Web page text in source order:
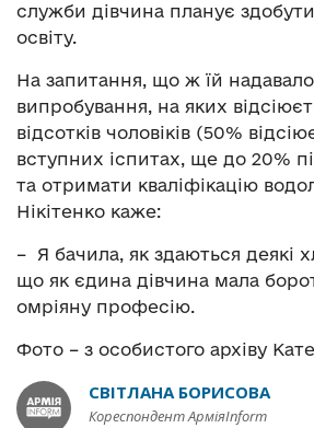
служби дівчина планує
освіту.
На запитання, що ж їй
випробування, на яких
відсотків чоловіків (50%
вступних іспитах, ще до 20%
та отримати кваліфікацію
Нікітенко каже:
– Я бачила, як здаються деякі
що як єдина дівчина мала
омріяну професію.
Фото – з особистого архіву
СВІТЛАНА БОРИСОВА
Кореспондент АрміяInform